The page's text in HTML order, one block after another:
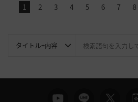
1 2 3 4 5 6 7 8